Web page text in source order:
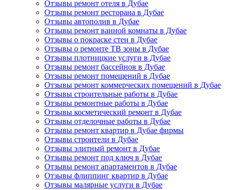
Отзывы ремонт отеля в Дубае
Отзывы ремонт ресторана в Дубае
Отзывы автополив в Дубае
Отзывы ремонт ванной комнаты в Дубае
Отзывы о покраске стен в Дубае
Отзывы о ремонте ТВ зоны в Дубае
Отзывы плотницкие услуги в Дубае
Отзывы ремонт бассейнов в Дубае
Отзывы ремонт помещений в Дубае
Отзывы ремонт коммерческих помещений в Дубае
Отзывы строительные работы в Дубае
Отзывы ремонтные работы в Дубае
Отзывы косметический ремонт в Дубае
Отзывы отделочные работы в Дубае
Отзывы ремонт квартир в Дубае фирмы
Отзывы строители в Дубае
Отзывы элитный ремонт в Дубае
Отзывы ремонт под ключ в Дубае
Отзывы ремонт апартаментов в Дубае
Отзывы флиппинг квартир в Дубае
Отзывы малярные услуги в Дубае